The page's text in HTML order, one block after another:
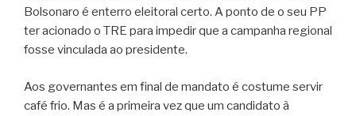
Bolsonaro é enterro eleitoral certo. A ponto de o seu PP
ter acionado o TRE para impedir que a campanha regional
fosse vinculada ao presidente.
Aos governantes em final de mandato é costume servir
café frio. Mas é a primeira vez que um candidato à